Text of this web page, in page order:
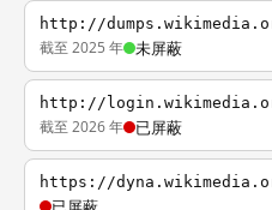
http://
截至 2025 年 未屏蔽
http://
截至 2026 年 已屏蔽
https://